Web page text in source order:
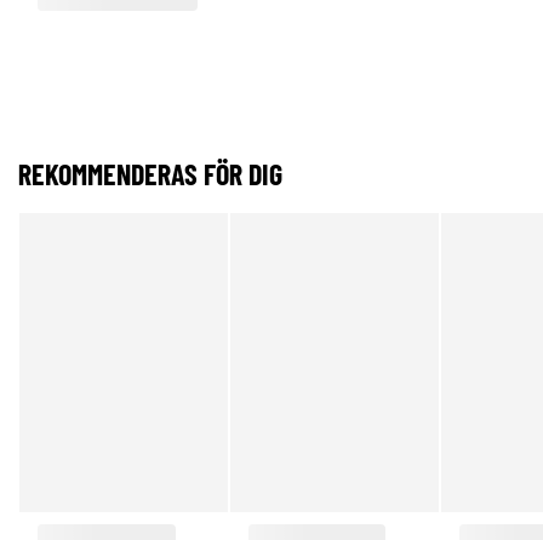
REKOMMENDERAS FÖR DIG